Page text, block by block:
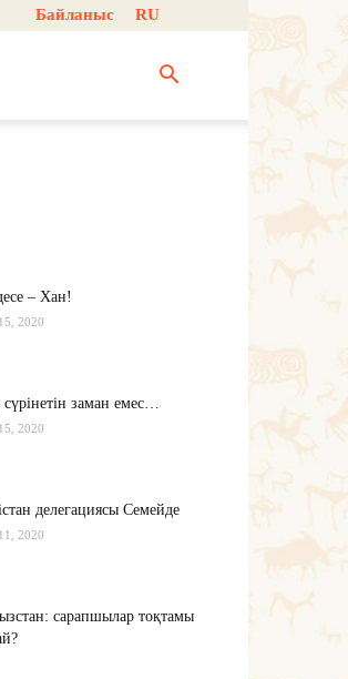
Байланыс RU
– Хан!
2020
сүрінетін заман емес…
2020
делегациясы Семейде
2020
сарапшылар тоқтамы